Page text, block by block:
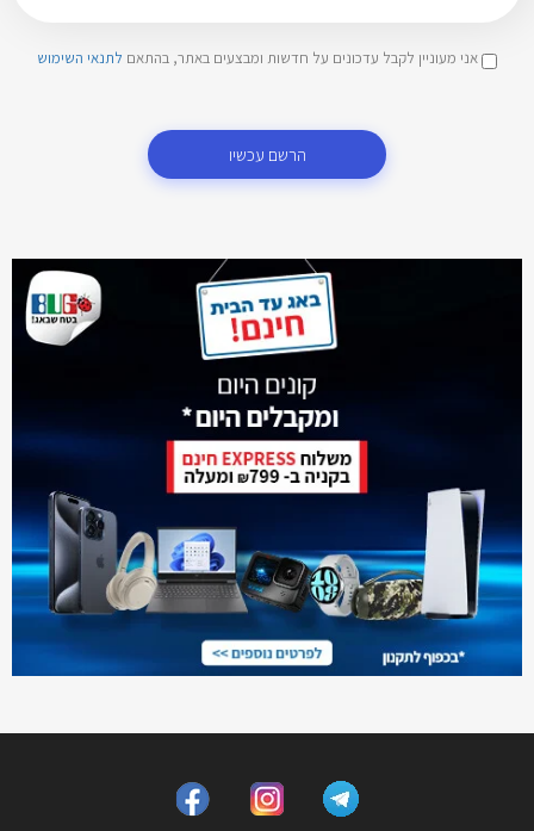
אני מעוניין לקבל עדכונים על חדשות ומבצעים באתר, בהתאם לתנאי השימוש
הרשם עכשיו